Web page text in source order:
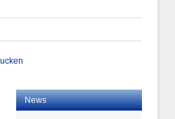
News